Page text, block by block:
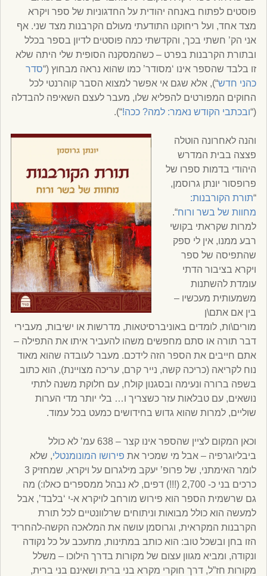
פוסטים לפתוח באנחה יהודית על החדגוניות של ספר ויקרא
מצד אחד, ועל ריחוקנו התודעתי מעולם הקרבנות מצד שני. אף
אני הק’ חשתי בכך, והקדשתי כמה פוסטים לדיון בספר בכלל
ובתורת הקרבנות בפרט – כשהמסקנה הסופית שלי היתה שלא
זו בלבד שהספר אינו ‘מסודר’ כמו שהוא נראה מבחוץ (“סדר
כהני חדש“), אלא שגם אי אפשר למצוא הסבר קוהרנטי לכל
החוקים המפורטים להפליא שלו, מעבר לעצם השאיפה להבדלה
(“ובכתבי הקודש נאמר: למה? ככה!“).
והנה לאחרונה הוטלה
פצצה בבית המדרש
היהודי בדמות ספרו של
פרופסור יונתן גרוסמן,
“תורת הקורבנות:
מחוות של בשר ורוח“.
למרות שקראתי בקושי
רבע ממנו, אין לי ספק
שהתפיסה של ספר
ויקרא בציבור הדתי
עומדת להשתנות
משמעותית מעכשיו –
בין אם אתם\ן
מורים\ות, לומדים באוניברסיטאות, מדרשות או ישיבות, מעבירי
דבר תורה או סתם מחפשים משהו להעביר איתו את התפילה –
אתם חייבים את הספר הזה לידכם. מעבר לעובדה שהוא מאוד
נוח לקריאה (כריכה קשה, נייר קרם, עריכה מצויינת), הוא כתוב
בשפה ברורה ונעימה ובסגנון קולח, עם חלוקת משנה לתתי
נושאים, עם טבלאות עזר כשצריך ו… בלי יותר מדי הערות
שוליים, למרות שהוא גדוש בחידושים כמעט בכל עמוד.
וכאן המקום לציין שהספר אינו קצר – 638 עמ’ לא כולל
ביבליוגרפיה – אבל מי שמכיר את פירושו המונומנטלי, שלא
לומר האימתני, של פרופ’ יעקב מילגרום על ויקרא, שמחזיק 3
כרכים בני כ- 2,700 (!!!) דפים, לא נבהל ממספרים כאלו:) מה
גם שרשמית הספר הוא פירוש מורחב לויקרא א-י ‘בלבד’, אבל
למעשה הוא כולל מבואות וניתוחים שרלוונטיים לכל תורת
הקרבנות המקראית, וגרוסמן עושה את המלאכה הקשה-להחריד
הזו בחן ובשכל טוב: הוא כותב במתינות, מתעכב על כל נקודה
ונקודה, ומביא מגוון עצום של מקורות בדרך הילוכו – משלל
מקורות חז”ל, דרך חוקרי מקרא בני ברית ושאינם בני ברית,